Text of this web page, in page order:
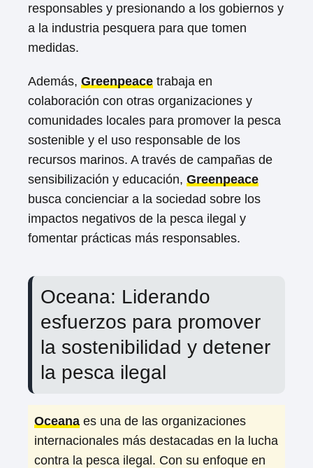
responsables y presionando a los gobiernos y
a la industria pesquera para que tomen
medidas.
Además, Greenpeace trabaja en
colaboración con otras organizaciones y
comunidades locales para promover la pesca
sostenible y el uso responsable de los
recursos marinos. A través de campañas de
sensibilización y educación, Greenpeace
busca concienciar a la sociedad sobre los
impactos negativos de la pesca ilegal y
fomentar prácticas más responsables.
Oceana: Liderando
esfuerzos para promover
la sostenibilidad y detener
la pesca ilegal
Oceanaes una de las organizaciones
internacionales más destacadas en la lucha
contra la pesca ilegal. Con su enfoque en